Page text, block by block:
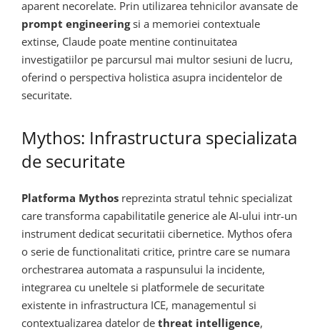
aparent necorelate. Prin utilizarea tehnicilor avansate de
prompt engineeringsi a memoriei contextuale
extinse, Claude poate mentine continuitatea
investigatiilor pe parcursul mai multor sesiuni de lucru,
oferind o perspectiva holistica asupra incidentelor de
securitate.
Mythos: Infrastructura specializata
de securitate
Platforma Mythos reprezinta stratul tehnic specializat
care transforma capabilitatile generice ale AI-ului intr-un
instrument dedicat securitatii cibernetice. Mythos ofera
o serie de functionalitati critice, printre care se numara
orchestrarea automata a raspunsului la incidente,
integrarea cu uneltele si platformele de securitate
existente in infrastructura ICE, managementul si
contextualizarea datelor de threat intelligence,